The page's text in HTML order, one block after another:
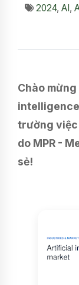
2024, AI,
Chào
trường việc
do MPR -
sẻ!